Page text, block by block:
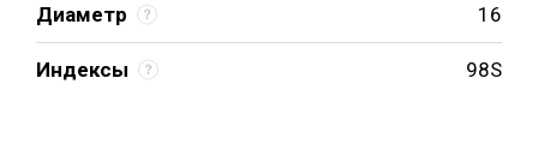
Диаметр 16
Индексы 98S